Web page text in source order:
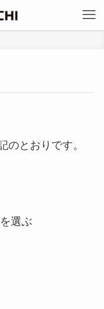
のとおりです。
選ぶ